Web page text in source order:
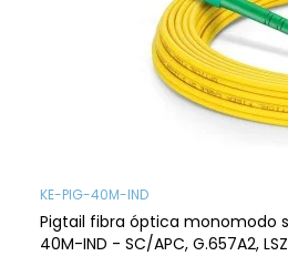
KE-PIG-40M-IND
Pigtail fibra óptica monomodo
40M-IND - SC/APC, G.657A2,